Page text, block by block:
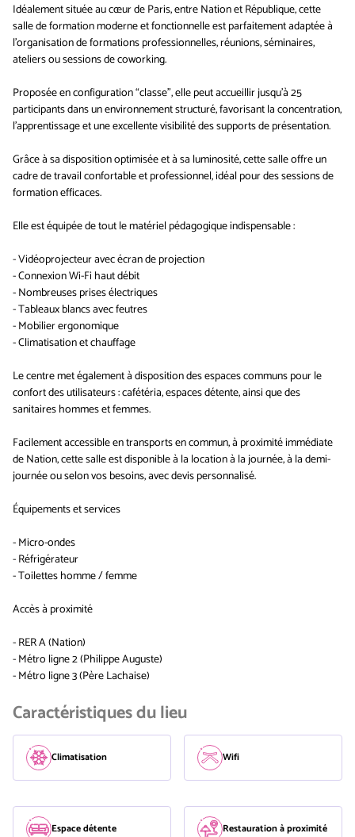
Idéalement située au cœur de Paris, entre Nation et République, cette
salle de formation moderne et fonctionnelle est parfaitement adaptée à
l’organisation de formations professionnelles, réunions, séminaires,
ateliers ou sessions de coworking.
Proposée en configuration “classe”, elle peut accueillir jusqu’à 25
participants dans un environnement structuré, favorisant la concentration,
l’apprentissage et une excellente visibilité des supports de présentation.
Grâce à sa disposition optimisée et à sa luminosité, cette salle offre un
cadre de travail confortable et professionnel, idéal pour des sessions de
formation efficaces.
Elle est équipée de tout le matériel pédagogique indispensable :
- Vidéoprojecteur avec écran de projection
- Connexion Wi-Fi haut débit
- Nombreuses prises électriques
- Tableaux blancs avec feutres
- Mobilier ergonomique
- Climatisation et chauffage
Le centre met également à disposition des espaces communs pour le
confort des utilisateurs : cafétéria, espaces détente, ainsi que des
sanitaires hommes et femmes.
Facilement accessible en transports en commun, à proximité immédiate
de Nation, cette salle est disponible à la location à la journée, à la demi-
journée ou selon vos besoins, avec devis personnalisé.
Équipements et services
- Micro-ondes
- Réfrigérateur
- Toilettes homme / femme
Accès à proximité
- RER A (Nation)
- Métro ligne 2 (Philippe Auguste)
- Métro ligne 3 (Père Lachaise)
Caractéristiques du lieu
Climatisation Wifi
Espace détente Restauration à proximité